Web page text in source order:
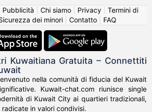
Pubblicità Chi siamo| Privacy| Termini di
dei minori| Contatto| FAQ
Kuwaitiana Gratuita – Connettiti
nella comunità di fiducia del Kuwait
Kuwait-chat.com riunisce single
di Kuwait City ai quartieri tradizionali,
in valori condivisi.